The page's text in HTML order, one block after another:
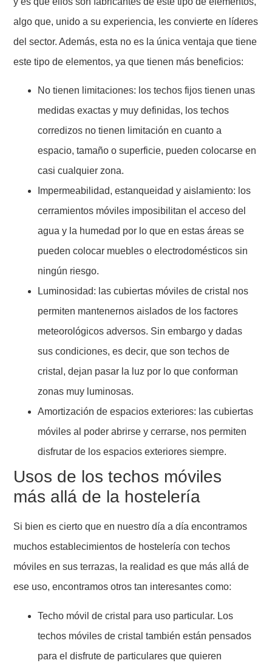
algo que, unido a su experiencia, les convierte en líderes
del sector. Además, esta no es la única ventaja que tiene
este tipo de elementos, ya que tienen más beneficios:
No tienen limitaciones: los techos fijos tienen unas
medidas exactas y muy definidas, los techos
corredizos no tienen limitación en cuanto a
espacio, tamaño o superficie, pueden colocarse en
casi cualquier zona.
Impermeabilidad, estanqueidad y aislamiento: los
cerramientos móviles imposibilitan el acceso del
agua y la humedad por lo que en estas áreas se
pueden colocar muebles o electrodomésticos sin
ningún riesgo.
Luminosidad: las cubiertas móviles de cristal nos
permiten mantenernos aislados de los factores
meteorológicos adversos. Sin embargo y dadas
sus condiciones, es decir, que son techos de
cristal, dejan pasar la luz por lo que conforman
zonas muy luminosas.
Amortización de espacios exteriores: las cubiertas
móviles al poder abrirse y cerrarse, nos permiten
disfrutar de los espacios exteriores siempre.
Usos de los techos móviles
más allá de la hostelería
Si bien es cierto que en nuestro día a día encontramos
muchos establecimientos de hostelería con techos
móviles en sus terrazas, la realidad es que más allá de
ese uso, encontramos otros tan interesantes como:
Techo móvil de cristal para uso particular. Los
techos móviles de cristal también están pensados
para el disfrute de particulares que quieren